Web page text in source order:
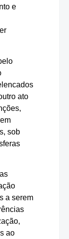
e
ato
sob
a serem
ao